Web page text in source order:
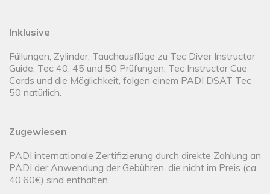
Inklusive
Füllungen, Zylinder, Tauchausflüge zu Tec Diver Instructor
Guide, Tec 40, 45 und 50 Prüfungen, Tec Instructor Cue
Cards und die Möglichkeit, folgen einem PADI DSAT Tec
50 natürlich.
Zugewiesen
PADI internationale Zertifizierung durch direkte Zahlung an
PADI der Anwendung der Gebühren, die nicht im Preis (ca.
40,60€) sind enthalten.